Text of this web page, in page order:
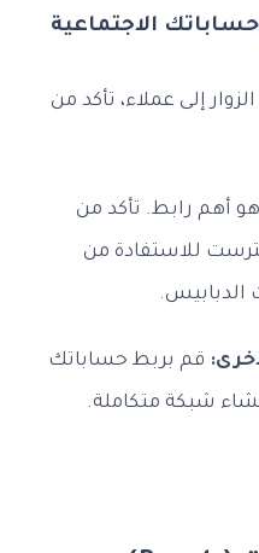
الاجتماعية
إلى عملاء، تأكد من
أهم رابط. تأكد من
للاستفادة من
الدبابيس.
قم بربط حساباتك
شبكة متكاملة.